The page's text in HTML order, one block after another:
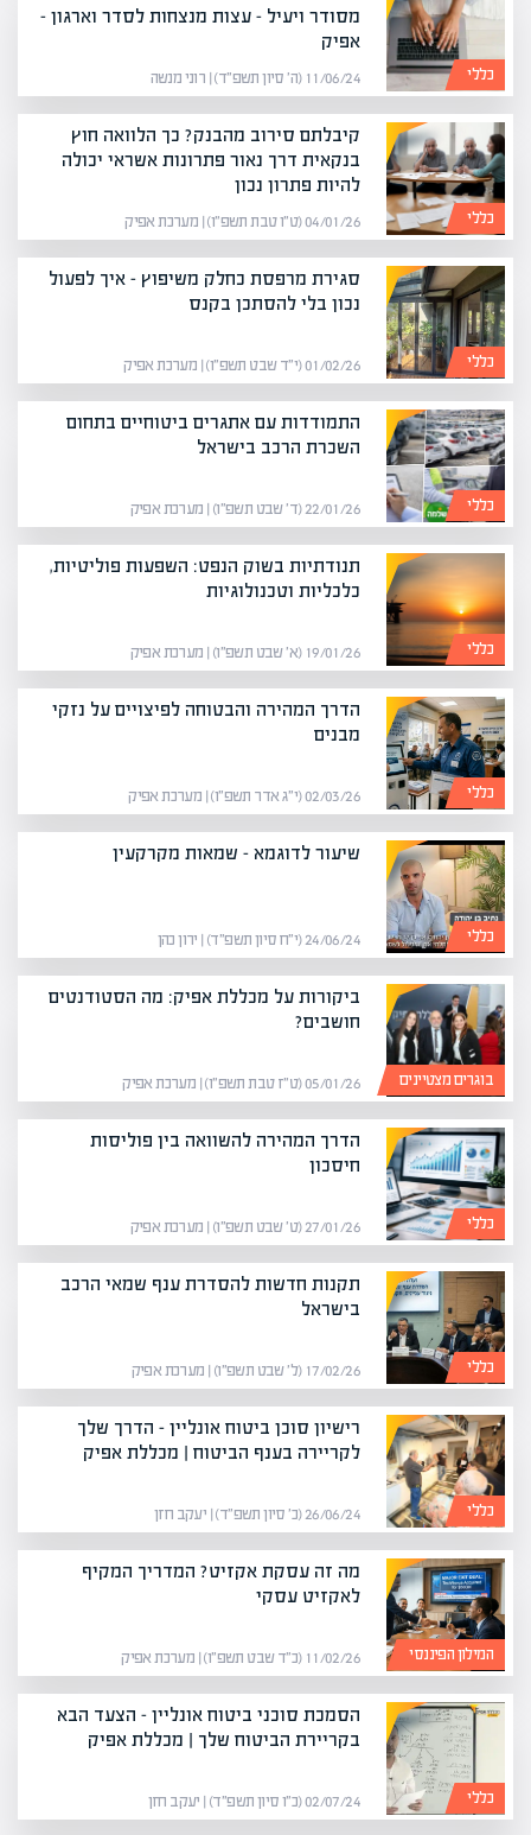
כללי
מסודר ויעיל – עצות מנצחות לסדר וארגון –
אפיק
11/06/24 (ה׳ סיון תשפ״ד) | רוני מנשה
כללי
קיבלתם סירוב מהבנק? כך הלוואה חוץ
בנקאית דרך נאור פתרונות אשראי יכולה
להיות פתרון נכון
04/01/26 (ט״ו טבת תשפ״ו) | מערכת אפיק
כללי
סגירת מרפסת כחלק משיפוץ – איך לפעול
נכון בלי להסתכן בקנס
01/02/26 (י״ד שבט תשפ״ו) | מערכת אפיק
כללי
התמודדות עם אתגרים ביטוחיים בתחום
השכרת הרכב בישראל
22/01/26 (ד׳ שבט תשפ״ו) | מערכת אפיק
כללי
תנודתיות בשוק הנפט: השפעות פוליטיות,
כלכליות וטכנולוגיות
19/01/26 (א׳ שבט תשפ״ו) | מערכת אפיק
כללי
הדרך המהירה והבטוחה לפיצויים על נזקי
מבנים
02/03/26 (י״ג אדר תשפ״ו) | מערכת אפיק
כללי
שיעור לדוגמא – שמאות מקרקעין
24/06/24 (י״ח סיון תשפ״ד) | ירון כהן
בוגרים מצטיינים
ביקורות על מכללת אפיק: מה הסטודנטים
חושבים?
05/01/26 (ט״ז טבת תשפ״ו) | מערכת אפיק
כללי
הדרך המהירה להשוואה בין פוליסות
חיסכון
27/01/26 (ט׳ שבט תשפ״ו) | מערכת אפיק
כללי
תקנות חדשות להסדרת ענף שמאי הרכב
בישראל
17/02/26 (ל׳ שבט תשפ״ו) | מערכת אפיק
כללי
רישיון סוכן ביטוח אונליין – הדרך שלך
לקריירה בענף הביטוח | מכללת אפיק
26/06/24 (כ׳ סיון תשפ״ד) | יעקב חזן
המילון הפיננסי
מה זה עסקת אקזיט? המדריך המקיף
לאקזיט עסקי
11/02/26 (כ״ד שבט תשפ״ו) | מערכת אפיק
כללי
הסמכת סוכני ביטוח אונליין – הצעד הבא
בקריירת הביטוח שלך | מכללת אפיק
02/07/24 (כ״ו סיון תשפ״ד) | יעקב חזן